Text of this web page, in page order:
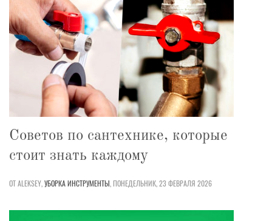
Советов по сантехнике, которые
стоит знать каждому
ОТ ALEKSEY,УБОРКАИНСТРУМЕНТЫ,ПОНЕДЕЛЬНИК, 23 ФЕВРАЛЯ 2026